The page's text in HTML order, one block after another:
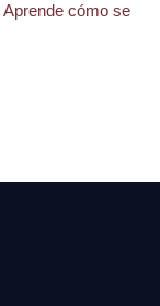
Aprende cómo se